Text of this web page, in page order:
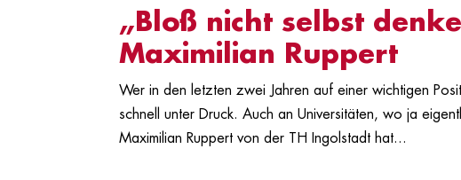
„Bloß nicht selbst
Maximilian Ruppert
Wer in den letzten zwei Jahren auf einer wichtigen
schnell unter Druck. Auch an Universitäten, wo ja
Maximilian Ruppert von der TH Ingolstadt hat...